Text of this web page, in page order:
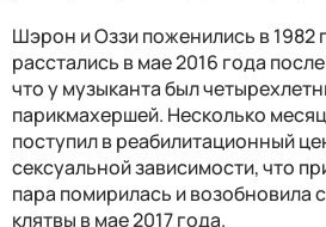
Шэрон и Оззи поженились в 1982
расстались в мае 2016 года
что у музыканта был
парикмахершей. Несколько
поступил в реабилитационный
сексуальной зависимости, что
пара помирилась и возобновила
клятвы в мае 2017 года.